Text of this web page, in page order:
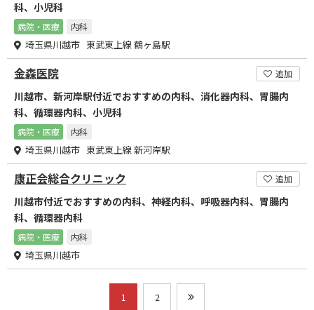
科、小児科
病院・医療 内科
埼玉県川越市 東武東上線 鶴ヶ島駅
金森医院 追加
川越市、新河岸駅付近でおすすめの内科、消化器内科、胃腸内
科、循環器内科、小児科
病院・医療 内科
埼玉県川越市 東武東上線 新河岸駅
康正会総合クリニック 追加
川越市付近でおすすめの内科、神経内科、呼吸器内科、胃腸内
科、循環器内科
病院・医療 内科
埼玉県川越市
1 2